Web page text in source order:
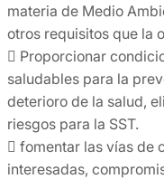
materia de Medio
otros requisitos que la
 Proporcionar
saludables para la
deterioro de la salud,
riesgos para la SST.
 fomentar las vías de
interesadas,